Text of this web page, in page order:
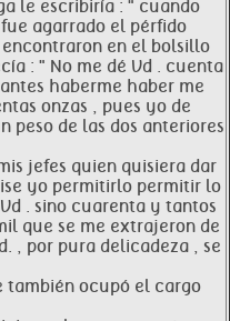
le escribiría : " cuando
agarrado el pérfido
en el bolsillo
: " No me dé Vd . cuenta
haberme haber me
onzas , pues yo de
peso de las dos anteriores
jefes quien quisiera dar
yo permitirlo permitir lo
. sino cuarenta y tantos
que se me extrajeron de
, por pura delicadeza , se
también ocupó el cargo